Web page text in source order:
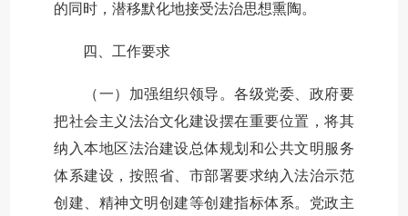
的同时，潜移默化地接受法治思想熏陶。
四、工作要求
（一）加强组织领导。各级党委、政府要
把社会主义法治文化建设摆在重要位置，将其
纳入本地区法治建设总体规划和公共文明服务
体系建设，按照省、市部署要求纳入法治示范
创建、精神文明创建等创建指标体系。党政主